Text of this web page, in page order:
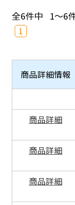
全6件中 1～6
1
商品詳細情報
商品詳細
商品詳細
商品詳細